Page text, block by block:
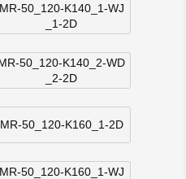
MR-50_120-K140_1-WJ
_1-2D
50_120-K140_2-WD
_2-2D
MR-50_120-K160_1-2D
MR-50_120-K160_1-WJ